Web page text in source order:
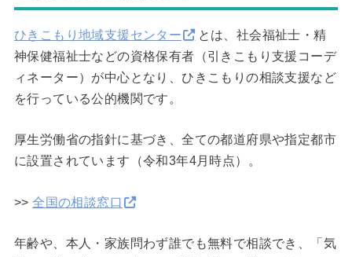
ひきこもり地域支援センター
とは、社会福祉士・精
神保健福祉士などの資格保有者（引きこもり支援コーデ
ィネーター）が中心となり、ひきこもりの相談支援など
を行っている公的機関です。
厚生労働省の指針に基づき、全ての都道府県や指定都市
に設置されています（令和3年4月時点）。
>>全国の相談窓口
年齢や、本人・家族問わず誰でも無料で相談でき、「気